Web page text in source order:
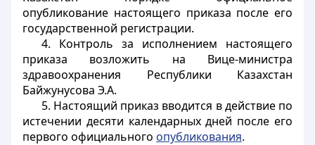
опубликование настоящего приказа после его
государственной регистрации.
4. Контроль за исполнением настоящего
приказа возложить на Вице-министра
здравоохранения Республики Казахстан
Байжунусова Э.А.
5. Настоящий приказ вводится в действие по
истечении десяти календарных дней после его
первого официального опубликования.